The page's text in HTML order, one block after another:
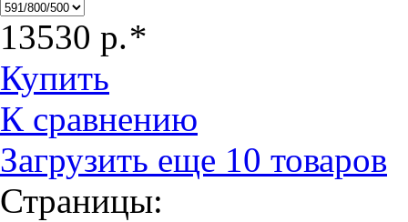
13530 р.*
Купить
К сравнению
Загрузить еще 10 товаров
Страницы: